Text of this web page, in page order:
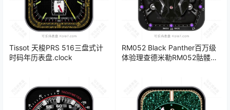
Tissot 天梭PRS 516三盘式计
时码年历表盘.clock
RM052 Black Panther百万级
体验理查德米勒RM052骷髅头